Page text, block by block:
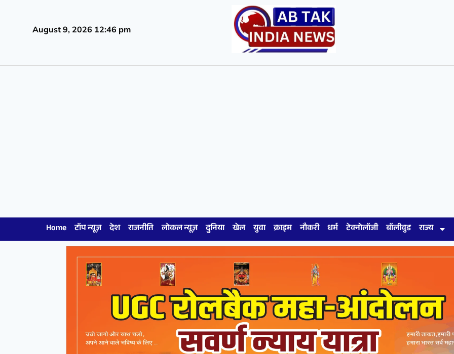
August 9, 2026 12:46 pm
Home टॉप न्यूज़ देश राजनीति लोकल न्यूज़ दुनिया खेल युवा क्राइम नौकरी धर्म टेक्नोलॉजी बॉलीवुड राज्य